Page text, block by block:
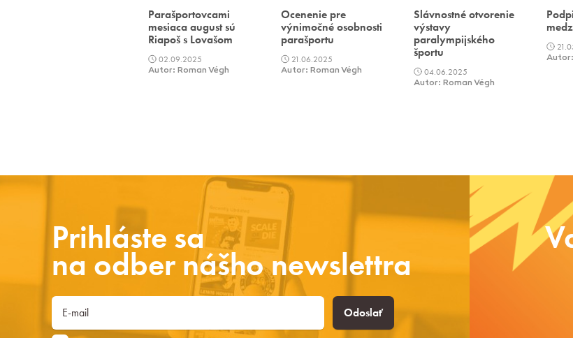
Parašportovcami
mesiaca august sú
Riapoš s Lovašom
02.09.2025
Autor: Roman Végh
Ocenenie pre
výnimočné osobnosti
parašportu
21.06.2025
Autor: Roman Végh
Slávnostné otvorenie
výstavy
paralympijského
športu
04.06.2025
Autor: Roman Végh
Autor:
Prihláste sa
na odber nášho newslettra
Odoslať